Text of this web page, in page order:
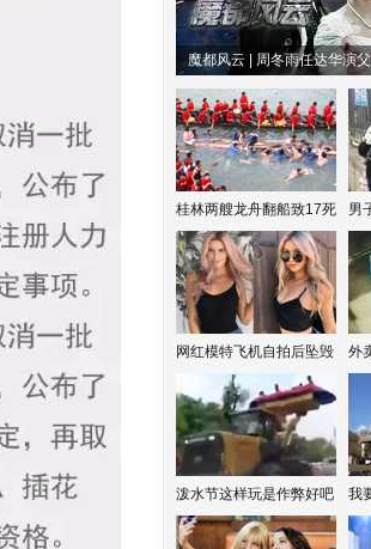
魔都风云 | 周冬雨任达华演
桂林两艘龙舟翻船致17死 男
网红模特飞机自拍后坠毁 外
泼水节这样玩是作弊好吧 我